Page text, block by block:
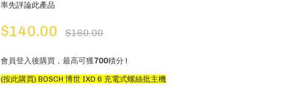
率先評論此產品
$140.00 $160.00
會員登入後購買，最高可獲700積分 !
(按此購買) BOSCH 博世 IXO 6 充電式螺絲批主機